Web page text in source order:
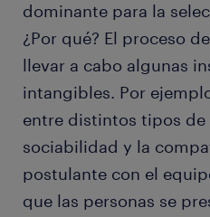
dominante para la
¿Por qué? El proceso
llevar a cabo algunas
intangibles. Por
entre distintos tipos de
sociabilidad y la
postulante con el
que las personas se